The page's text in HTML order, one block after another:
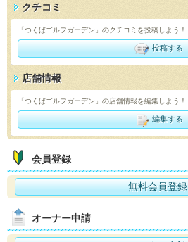
クチコミ
「つくばゴルフガーデン」のクチコミを投稿しよう！
投稿する
店舗情報
「つくばゴルフガーデン」の店舗情報を編集しよう！
編集する
会員登録
無料会員登録
オーナー申請